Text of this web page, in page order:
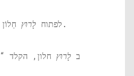
לפתוח לָרוּץ חַלוֹן.
2. ב לָרוּץ חלון, הקלד “